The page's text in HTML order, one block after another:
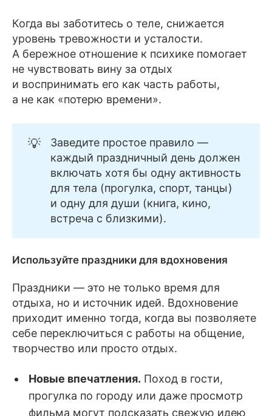
Когда вы заботитесь о теле, снижается
уровень тревожности и усталости.
А бережное отношение к психике помогает
не чувствовать вину за отдых
и воспринимать его как часть работы,
а не как «потерю времени».
💡
Заведите простое правило —
каждый праздничный день должен
включать хотя бы одну активность
для тела (прогулка, спорт, танцы)
и одну для души (книга, кино,
встреча с близкими).
Используйте праздники для вдохновения
Праздники — это не только время для
отдыха, но и источник идей. Вдохновение
приходит именно тогда, когда вы позволяете
себе переключиться с работы на общение,
творчество или просто отдых.
Новые впечатления. Поход в гости,
прогулка по городу или даже просмотр
фильма могут подсказать свежую идею